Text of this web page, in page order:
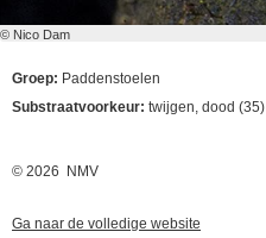
© Nico Dam
Groep: Paddenstoelen
Substraatvoorkeur: twijgen, dood (35)
© 2026 NMV
Ga naar de volledige website